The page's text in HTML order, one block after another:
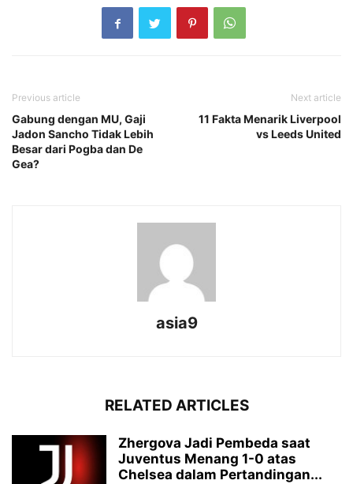
Previous article
Gabung dengan MU, Gaji
Jadon Sancho Tidak Lebih
Besar dari Pogba dan De
Gea?
Next article
11 Fakta Menarik Liverpool
vs Leeds United
asia9
RELATED ARTICLES
Zhergova Jadi Pembeda saat
Juventus Menang 1-0 atas
Chelsea dalam Pertandingan...